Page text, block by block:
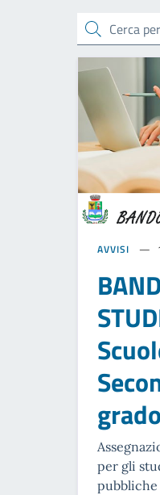
cerca
AVVISI
grado
per gli
pubbliche